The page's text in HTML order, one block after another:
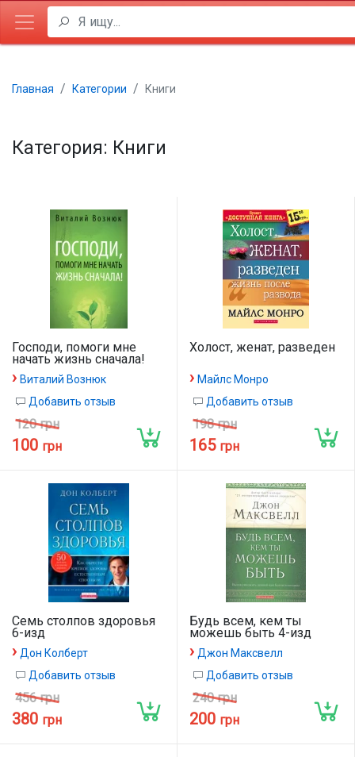
Главная Категории Книги
Категория: Книги
Господи, помоги мне
начать жизнь сначала!
› Виталий Вознюк
Добавить отзыв
120 грн
100 грн
Холост, женат, разведен
› Майлс Монро
Добавить отзыв
198 грн
165 грн
Семь столпов здоровья
6-изд
› Дон Колберт
Добавить отзыв
456 грн
380 грн
Будь всем, кем ты
можешь быть 4-изд
› Джон Максвелл
Добавить отзыв
240 грн
200 грн